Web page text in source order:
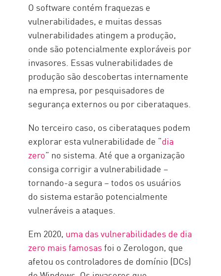
O software contém fraquezas e
vulnerabilidades, e muitas dessas
vulnerabilidades atingem a produção,
onde são potencialmente exploráveis por
invasores. Essas vulnerabilidades de
produção são descobertas internamente
na empresa, por pesquisadores de
segurança externos ou por ciberataques.
No terceiro caso, os ciberataques podem
explorar esta vulnerabilidade de “dia
zero” no sistema. Até que a organização
consiga corrigir a vulnerabilidade –
tornando-a segura – todos os usuários
do sistema estarão potencialmente
vulneráveis a ataques.
Em 2020, uma das vulnerabilidades de dia
zero mais famosasfoi o Zerologon, que
afetou os controladores de domínio (DCs)